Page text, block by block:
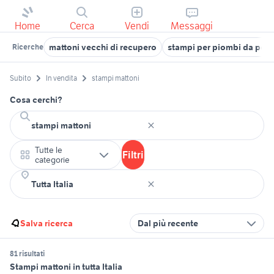
Home Cerca Vendi Messaggi
Ricerche mattoni vecchi di recupero stampi per piombi da
Subito In vendita stampi mattoni
Cosa cerchi?
Tutte le
categorie
Filtri
Salva ricerca Dal più recente
81 risultati
Stampi mattoni in tutta Italia